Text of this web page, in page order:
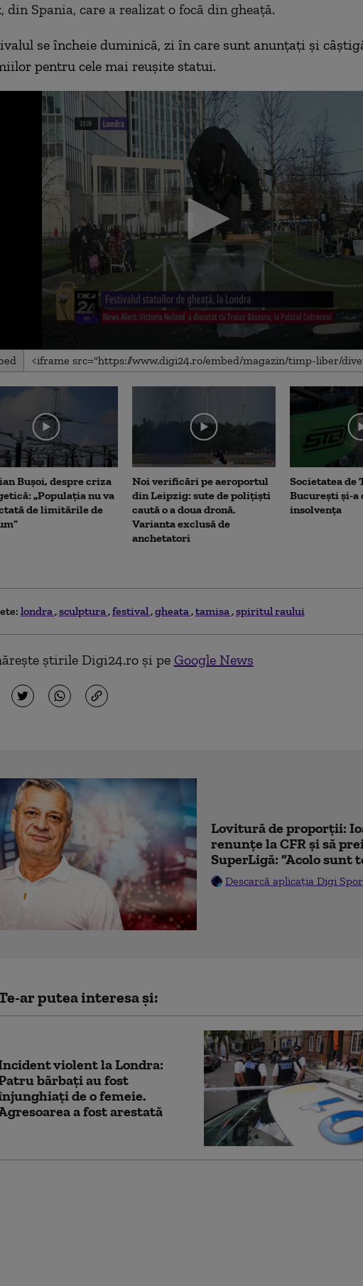
din Spania, care a realizat o focă din gheaţă.
se încheie duminică, zi în care sunt anunţaţi şi
pentru cele mai reuşite statui.
Volume
Bușoi, despre criza
„Populația nu va
de limitările de
Noi verificări pe aeroportul
din Leipzig: sute de polițiști
caută o a doua dronă.
Varianta exclusă de
anchetatori
Societatea de
București și-a
insolvența
londra sculptura festival gheata tamisa spiritul raului
știrile Digi24.ro și pe Google News
Lovitură de proporții:
renunțe la CFR și să
SuperLigă: ”Acolo sunt
Descarcă aplicația Digi
ar putea interesa și:
violent la Londra:
bărbaţi au fost
de o femeie.
a fost arestată